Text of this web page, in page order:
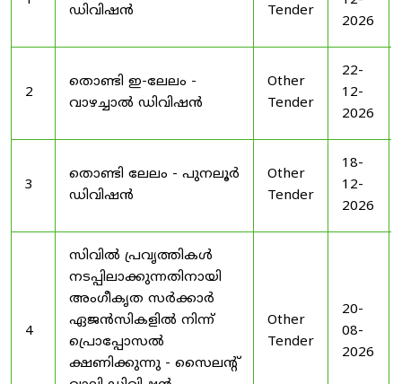
ഡിവിഷൻ
Tender
2026
2
തൊണ്ടി ഇ-ലേലം -
വാഴച്ചാൽ ഡിവിഷൻ
Other
Tender
22-
12-
2026
3
തൊണ്ടി ലേലം - പുനലൂർ
ഡിവിഷൻ
Other
Tender
18-
12-
2026
4
സിവിൽ പ്രവൃത്തികൾ
നടപ്പിലാക്കുന്നതിനായി
അംഗീകൃത സർക്കാർ
ഏജൻസികളിൽ നിന്ന്
പ്രൊപ്പോസൽ
ക്ഷണിക്കുന്നു - സൈലന്റ്
Other
Tender
20-
08-
2026